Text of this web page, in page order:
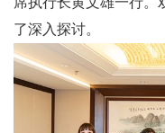
了深入探讨。